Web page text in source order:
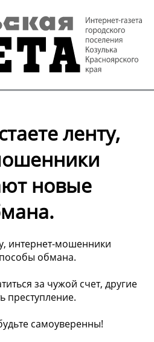
ленту,
новые
интернет-мошенники
обмана.
за чужой счет, другие
преступление.
самоуверенны!